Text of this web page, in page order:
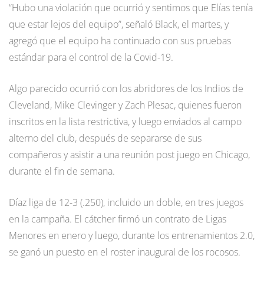
“Hubo una violación que ocurrió y sentimos que Elías tenía
que estar lejos del equipo”, señaló Black, el martes, y
agregó que el equipo ha continuado con sus pruebas
estándar para el control de la Covid-19.
Algo parecido ocurrió con los abridores de los Indios de
Cleveland, Mike Clevinger y Zach Plesac, quienes fueron
inscritos en la lista restrictiva, y luego enviados al campo
alterno del club, después de separarse de sus
compañeros y asistir a una reunión post juego en Chicago,
durante el fin de semana.
Díaz liga de 12-3 (.250), incluido un doble, en tres juegos
en la campaña. El cátcher firmó un contrato de Ligas
Menores en enero y luego, durante los entrenamientos 2.0,
se ganó un puesto en el roster inaugural de los rocosos.